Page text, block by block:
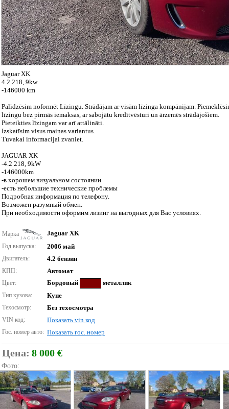
Jaguar XK
4.2 218, 9kw
-146000 km
Palīdzēsim noformēt Līzingu. Strādājam ar visām līzinga kompānijam.
līzingu bez pirmās iemaksas, ar sabojātu kredītvēsturi un ārzemēs strādājošiem.
Pieteikties līzingam var arī attālināti.
Izskatīsim visus maiņas variantus.
Tuvakai informacijai zvaniet.
JAGUAR XK
-4.2 218, 9kW
-146000km
-в хорошем визуальном состоянии
-есть небольшие технические проблемы
Подробная информация по телефону.
Возможен разумный обмен.
При необходимости оформим лизинг на выгодных для Вас условиях.
Марка Jaguar XK
Год выпуска: 2006 май
Двигатель: 4.2 бензин
КПП: Автомат
Цвет: Бордовый металлик
Тип кузова: Купе
Техосмотр: Без техосмотра
VIN код: Показать vin код
Гос. номер авто: Показать гос. номер
Цена: 8 000 €
Фото: